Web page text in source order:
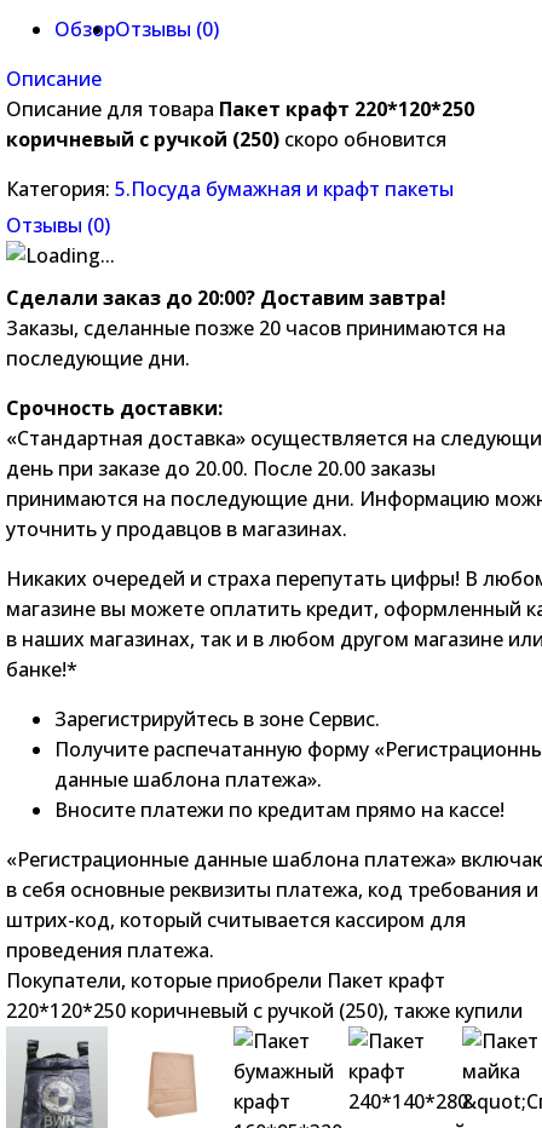
ОбзорОтзывы (0)
Описание
Описание для товара Пакет крафт 220*120*250
коричневый с ручкой (250) скоро обновится
Категория: 5.Посуда бумажная и крафт пакеты
Отзывы (0)
Сделали заказ до 20:00? Доставим завтра!
Заказы, сделанные позже 20 часов принимаются на
последующие дни.
Срочность доставки:
«Стандартная доставка» осуществляется на
день при заказе до 20.00. После 20.00 заказы
принимаются на последующие дни. Информацию
уточнить у продавцов в магазинах.
Никаких очередей и страха перепутать цифры! В
магазине вы можете оплатить кредит, оформленный
в наших магазинах, так и в любом другом магазине
банке!*
Зарегистрируйтесь в зоне Сервис.
Получите распечатанную форму
данные шаблона платежа».
Вносите платежи по кредитам прямо на кассе!
«Регистрационные данные шаблона платежа»
в себя основные реквизиты платежа, код требования и
штрих-код, который считывается кассиром для
проведения платежа.
Покупатели, которые приобрели Пакет крафт
220*120*250 коричневый с ручкой (250), также купили